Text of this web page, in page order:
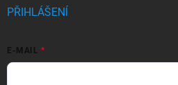
PŘIHLÁŠENÍ
E-MAIL